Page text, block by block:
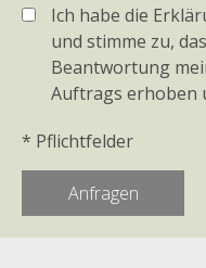
Ich habe die
und stimme zu,
Beantwortung
Auftrags erhoben
* Pflichtfelder